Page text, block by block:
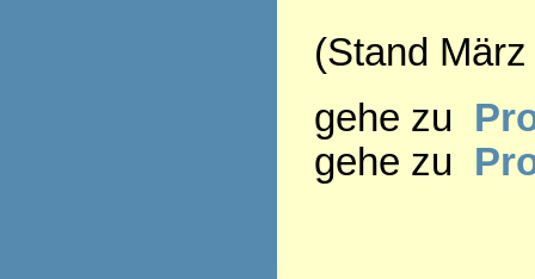
(Stand
gehe zu
gehe zu